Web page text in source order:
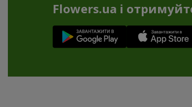
Flowers.ua і